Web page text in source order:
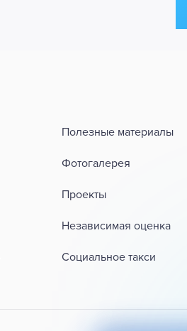
Полезные материалы
Фотогалерея
Проекты
Независимая оценка
Социальное такси